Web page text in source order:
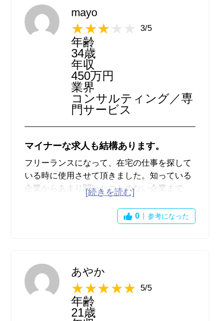
いる案件の紹介も役立ちました。
最近は在宅ワークやフリーランスの仕事も多
くあり、特集ページもあるようです。
勤務地や職種はもちろん、様々な条件から求
人を検索できます。
こちらから直接応募ではなく、紹介元の求人
サイトから応募をするようになるので少し面
倒くさいですが、それ以外はとても良いサー
mayo
3/5
年齢
34歳
年収
450万円
業界
コンサルティング／専
門サービス
マイナーな求人も結構あります。
フリーランスになって、在宅の仕事を探して
いる時に使用させて頂きました。知っている
企業からあまり聞いたことのない企業まで
す。求人の数もかなり多くあり、選択の幅が
多いように思えます。ただ、派遣会社やクラ
まうようなことがあるように感じたので、そ
こは個人的にはマイナスポイントでした。た
だ、在宅就業の案件でここまで沢山の求人が
あるサイトをあまり見たことがない気もする
ので、自分にあった働き方を見つけるのに一
0 参考になった
あやか
5/5
年齢
21歳